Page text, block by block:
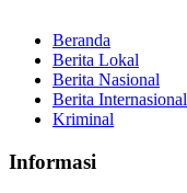
Beranda
Berita Lokal
Berita Nasional
Berita Internasional
Kriminal
Informasi